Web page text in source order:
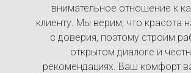
внимательное отношение к
клиенту. Мы верим, что красота
с доверия, поэтому строим
открытом диалоге и
рекомендациях. Ваш комфорт